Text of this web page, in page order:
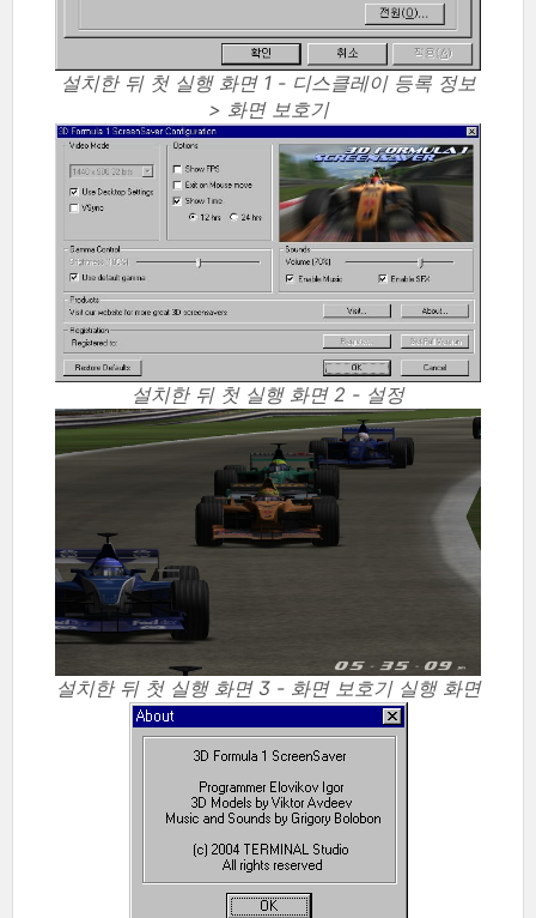
설치한 뒤 첫 실행 화면 1 - 디스클레이 등록 정보
> 화면 보호기
설치한 뒤 첫 실행 화면 2 - 설정
설치한 뒤 첫 실행 화면 3 - 화면 보호기 실행 화면